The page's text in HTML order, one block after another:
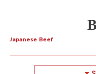
Japanese Beef